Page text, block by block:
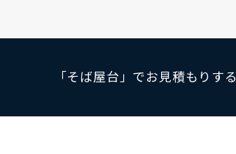
「そば屋台」でお見積もりする